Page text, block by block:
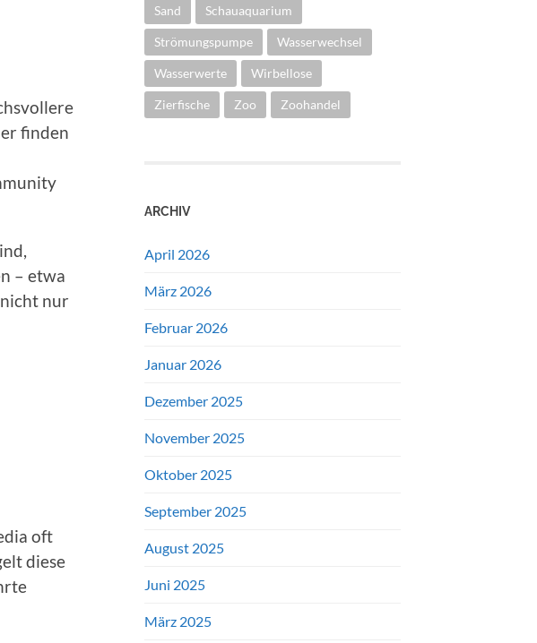
finden
– etwa
nur
oft
diese
Sand Schauaquarium
Strömungspumpe Wasserwechsel
Wasserwerte Wirbellose
Zierfische Zoo Zoohandel
ARCHIV
April 2026
März 2026
Februar 2026
Januar 2026
Dezember 2025
November 2025
Oktober 2025
September 2025
August 2025
Juni 2025
März 2025